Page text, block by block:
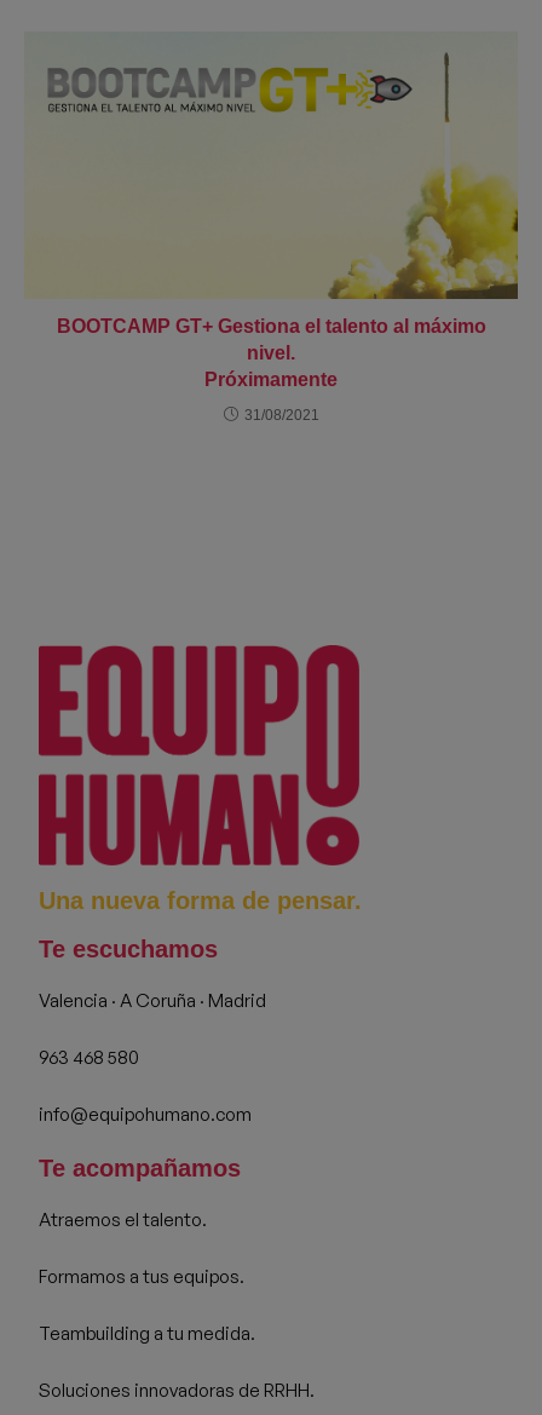
BOOTCAMP GT+ Gestiona el talento al máximo
nivel.
Próximamente
31/08/2021
Una nueva forma de pensar.
Te escuchamos
Valencia · A Coruña · Madrid
963 468 580
info@equipohumano.com
Te acompañamos
Atraemos el talento.
Formamos a tus equipos.
Teambuilding a tu medida.
Soluciones innovadoras de RRHH.